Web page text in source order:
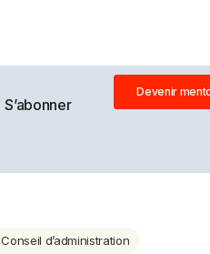
S’abonner
Devenir
Conseil d’administration